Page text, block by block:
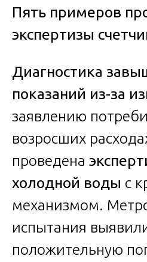
Пять примеров
экспертизы
Диагностика
показаний из-за
заявлению
возросших
проведена
холодной воды с
механизмом.
испытания
положительную